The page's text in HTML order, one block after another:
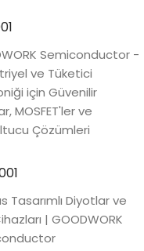
Semiconductor -
ve Tüketici
için Güvenilir
MOSFET'ler ve
Çözümleri
Tasarımlı Diyotlar ve
| GOODWORK